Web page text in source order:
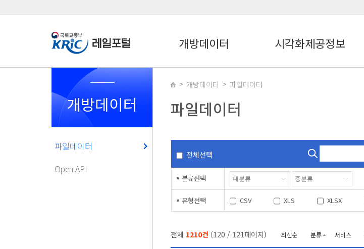
개방데이터 시각화제공정보
개방데이터
파일데이터
Open API
개방데이터 파일데이터
파일데이터
전체선택
분류선택
유형선택 CSV XLS XLSX
전체 1210건 (120 / 121페이지) 최신순 분류 서비스